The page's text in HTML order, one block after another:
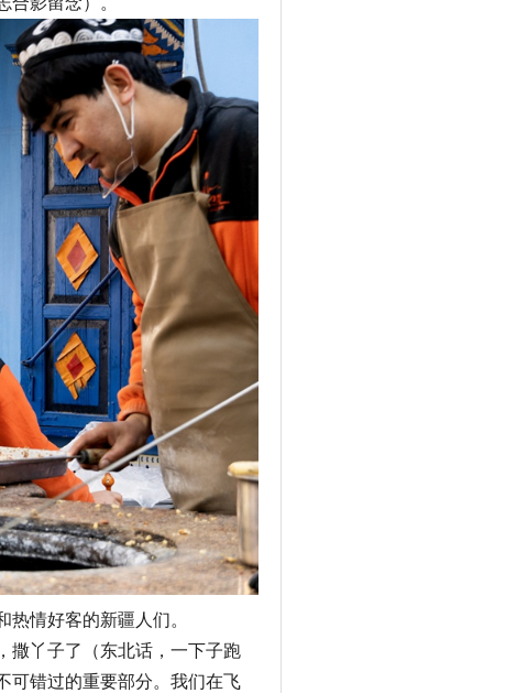
情好客的新疆人们。
撒丫子了（东北话，一下子跑
可错过的重要部分。我们在飞